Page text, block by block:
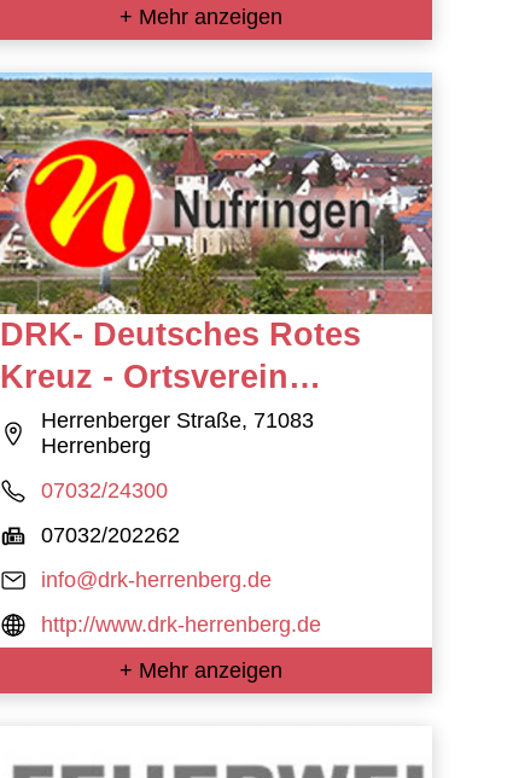
+ Mehr anzeigen
DRK- Deutsches Rotes
Kreuz - Ortsverein
Herrenberg e.V.
Herrenberger Straße, 71083
Herrenberg
07032/24300
07032/202262
info@drk-herrenberg.de
http://www.drk-herrenberg.de
+ Mehr anzeigen